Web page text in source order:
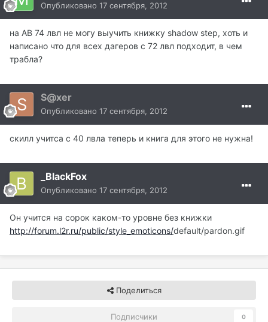
Опубликовано 17 сентября, 2012
на АВ 74 лвл не могу выучить книжку shadow step, хоть и
написано что для всех дагеров с 72 лвл подходит, в чем
трабла?
S@xer
Опубликовано 17 сентября, 2012
скилл учитса с 40 лвла теперь и книга для этого не нужна!
_BlackFox
Опубликовано 17 сентября, 2012
Он учится на сорок каком-то уровне без книжки
http://forum.l2r.ru/public/style_emoticons/default/pardon.gif
Поделиться
Подписчики 0